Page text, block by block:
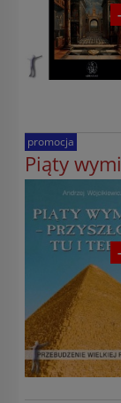
Piąty
promocja